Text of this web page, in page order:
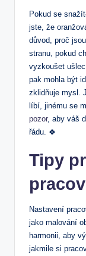
Pokud se
jste, že
důvod, proč
stranu, pokud
vyzkoušet
pak mohla být
zklidňuje mysl.
líbí, jinému se
pozor, aby váš
řádu. 🍀
Tipy
Nastavení
jako malování
harmonii, aby
jakmile si